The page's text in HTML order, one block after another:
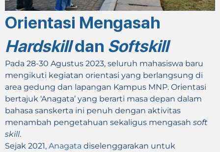
Orientasi Mengasah
Hardskilldan Softskill
Pada 28-30 Agustus 2023, seluruh mahasiswa baru
mengikuti kegiatan orientasi yang berlangsung di
area gedung dan lapangan Kampus MNP. Orientasi
bertajuk ‘Anagata’ yang berarti masa depan dalam
bahasa sanskerta ini penuh dengan aktivitas
menambah pengetahuan sekaligus mengasah soft
skill.
Sejak 2021, Anagata diselenggarakan untuk